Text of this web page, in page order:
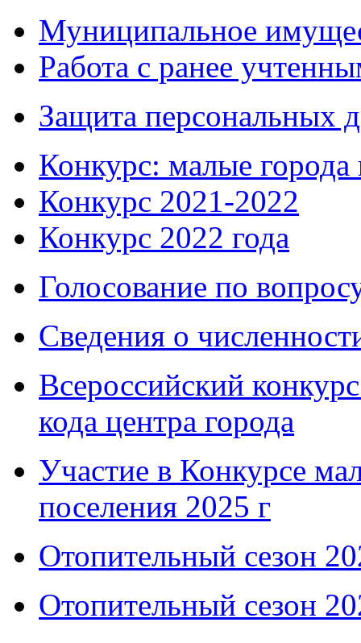
Муниципальное
Работа с ранее
Защита персональных
Конкурс: малые города
Конкурс 2021-2022
Конкурс 2022 года
Голосование по
Сведения о
Всероссийский
кода центра города
Участие в Конкурсе
поселения 2025 г
Отопительный сезон
Отопительный сезон